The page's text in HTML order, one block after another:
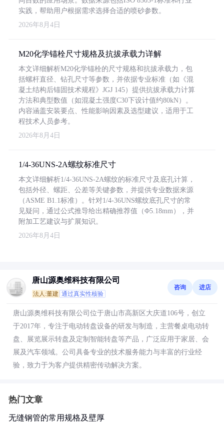
实践，帮助用户根据需求选择合适的喷砂参数。
2026年8月4日
M20化学锚栓尺寸规格及抗拔承载力详解
本文详细解析M20化学锚栓的尺寸规格和抗拔承载力，包
括螺杆直径、钻孔尺寸等参数，并依据专业标准（如《混
凝土结构后锚固技术规程》JGJ 145）提供抗拔承载力计算
方法和典型数值（如混凝土强度C30下设计值约80kN）。
内容涵盖安装要点、性能影响因素及选型建议，适用于工
程技术人员参考。
2026年8月4日
1/4-36UNS-2A螺纹标准尺寸
本文详细解析1/4-36UNS-2A螺纹的标准尺寸及底孔计算，
包括外径、螺距、公差等关键参数，并提供专业数据来源
（ASME B1.1标准）。针对1/4-36UNS螺纹底孔尺寸的常
见疑问，通过公式推导给出精确推荐值（Φ5.18mm），并
附加工艺建议与扩展知识。
2026年8月4日
唐山源奥维科技有限公司
法人:董建 通过真实性核验
咨询 进店
唐山源奥维科技有限公司位于唐山市高新区大庆道106号，创立
于2017年，专注于电动转盘设备的研发与制造，主营餐桌电动转
盘、展览展示转盘及定制智能转盘等产品，广泛应用于家居、会
展及汽车领域。公司具备专业的技术服务能力与丰富的行业经
验，致力于为客户提供精密传动解决方案。
热门文章
无缝钢管的常用规格及壁厚